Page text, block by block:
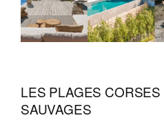
LES PLAGES
SAUVAGES